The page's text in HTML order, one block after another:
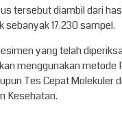
tersebut diambil dari
17.230 sampel.
yang telah
menggunakan metode
Tes Cepat Molekuler
Kesehatan.